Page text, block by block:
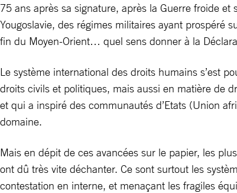
75 ans après sa signature, après la Guerre froide
Yougoslavie, des régimes militaires ayant prospéré
fin du Moyen-Orient… quel sens donner à la
Le système international des droits humains s’est
droits civils et politiques, mais aussi en matière de
et qui a inspiré des communautés d’Etats (Union
domaine.
Mais en dépit de ces avancées sur le papier, les
ont dû très vite déchanter. Ce sont surtout les
contestation en interne, et menaçant les fragiles